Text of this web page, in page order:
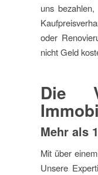
uns
oder
nicht Geld
Die
Mehr als
Mit über
Unsere